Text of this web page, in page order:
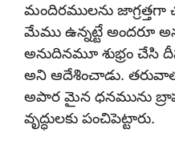
మందిరములను జాగ్రత్తగా
మేము ఉన్నట్టే అందరూ
అనుదినమూ శుభ్రం చేసి
అని ఆదేశించాడు. తరువాత
అపార మైన ధనమును
వృద్ధులకు పంచిపెట్టారు.